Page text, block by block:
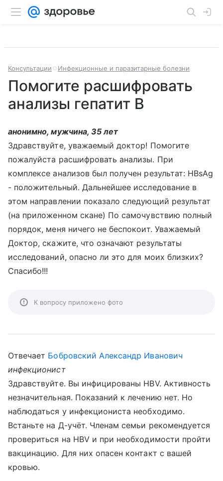
Консультации Инфекционные и паразитарные болезни
Помогите расшифровать
анализы гепатит B
анонимно, мужчина, 35 лет
Здравствуйте, уважаемый доктор! Помогите
пожалуйста расшифровать анализы. При
комплексе анализов был получен результат: HBsAg
- положительный. Дальнейшее исследование в
этом направлении показало следующий результат
(на приложенном скане) По самочувствию полный
порядок, меня ничего не беспокоит. Уважаемый
Доктор, скажите, что означают результаты
исследований, опасно ли это для моих близких?
Спасибо!!!
К вопросу приложено фото
Отвечает Бобровский Александр Иванович
инфекционист
Здравствуйте. Вы инфицированы HBV. Активность
незначительная. Показаний к лечению нет. Но
наблюдаться у инфекциониста необходимо.
Встаньте на Д-учёт. Членам семьи рекомендуется
провериться на HBV и при необходимости пройти
вакцинацию. Для них опасен контакт с вашей
кровью.